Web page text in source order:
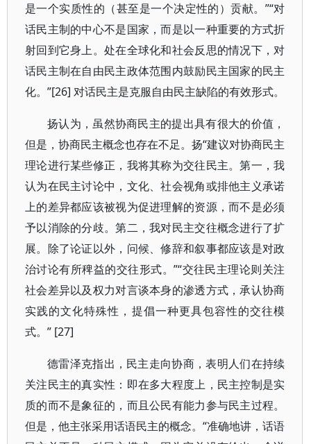
是一个实质性的（甚至是一个决定性的）贡献。”“对
话民主制的中心不是国家，而是以一种重要的方式折
射回到它身上。处在全球化和社会反思的情况下，对
话民主制在自由民主政体范围内鼓励民主国家的民主
化。”[26] 对话民主是克服自由民主缺陷的有效形式。
扬认为，虽然协商民主的提出具有很大的价值，
但是，协商民主概念也存在不足。扬“建议对协商民主
理论进行某些修正，我将其称为交往民主。第一，我
认为在民主讨论中，文化、社会视角或排他主义承诺
上的差异都应该被视为促进理解的资源，而不是必须
予以消除的分歧。第二，我对民主交往概念进行了扩
展。除了论证以外，问候、修辞和叙事都应该是对政
治讨论有所稗益的交往形式。”“交往民主理论则关注
社会差异以及权力对言谈本身的渗透方式，承认协商
实践的文化特殊性，提倡一种更具包容性的交往模
式。” [27]
德雷泽克指出，民主走向协商，表明人们在持续
关注民主的真实性：即在多大程度上，民主控制是实
质的而不是象征的，而且公民有能力参与民主过程。
但是，他主张采用话语民主的概念。“准确地讲，话语